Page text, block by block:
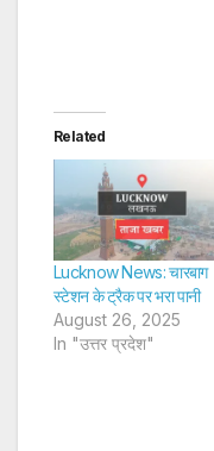
Related
Lucknow News: चारबाग
स्टेशन के ट्रैक पर भरा पानी
August 26, 2025
In "उत्तर प्रदेश"